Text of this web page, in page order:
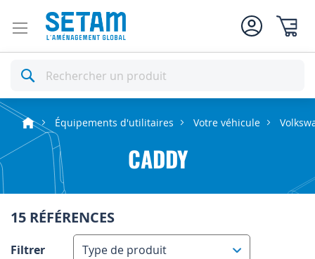
Rechercher
Équipements d'utilitaires Votre véhicule
CADDY
15 RÉFÉRENCES
Filtrer
Type de produit